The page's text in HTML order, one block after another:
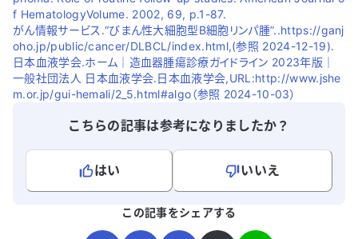
f HematologyVolume. 2002, 69, p.1-87.
がん情報サービス.“びまん性大細胞型B細胞リンパ腫”..https://ganj
oho.jp/public/cancer/DLBCL/index.html,(参照 2024-12-19).
日本血液学会.ホーム｜造血器腫瘍診療ガイドライン 2023年版｜
一般社団法人 日本血液学会.日本血液学会,URL:http://www.jshe
m.or.jp/gui-hemali/2_5.html#algo（参照 2024-10-03）
こちらの記事は参考になりましたか？
はい
いいえ
この記事をシェアする